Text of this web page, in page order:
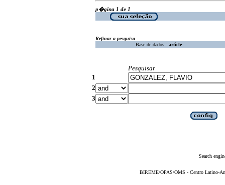
p�gina 1 de 1
Refinar a pesquisa
Base de dados : article
Pesquisar
1
2
3
Search
BIREME/OPAS/OMS - Centro Latino-